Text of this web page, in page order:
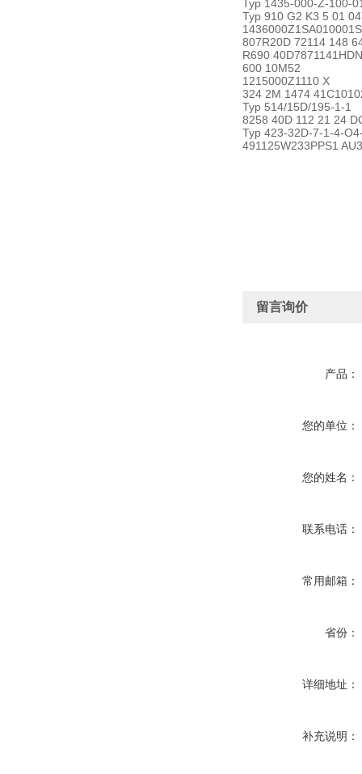
Typ 1435-000-Z-100-
Typ 910 G2 K3 5 01
807R20D 72114 148
R690 40D7871141HDN
600 10M52
1215000Z1110 X
324 2M 1474
Typ 514/15D/195-1-1
8258 40D 112 21 24
Typ 423-32D-7-1-4-
491125W233PPS1
留言询价
产品：
您的单位：
您的姓名：
联系电话：
常用邮箱：
省份：
详细地址：
补充说明：